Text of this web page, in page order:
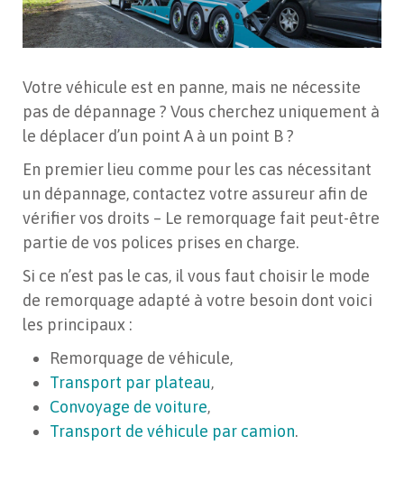
Votre véhicule est en panne, mais ne nécessite
pas de dépannage ? Vous cherchez uniquement à
le déplacer d’un point A à un point B ?
En premier lieu comme pour les cas nécessitant
un dépannage, contactez votre assureur afin de
vérifier vos droits – Le remorquage fait peut-être
partie de vos polices prises en charge.
Si ce n’est pas le cas, il vous faut choisir le mode
de remorquage adapté à votre besoin dont voici
les principaux :
Remorquage de véhicule,
Transport par plateau,
Convoyage de voiture,
Transport de véhicule par camion.